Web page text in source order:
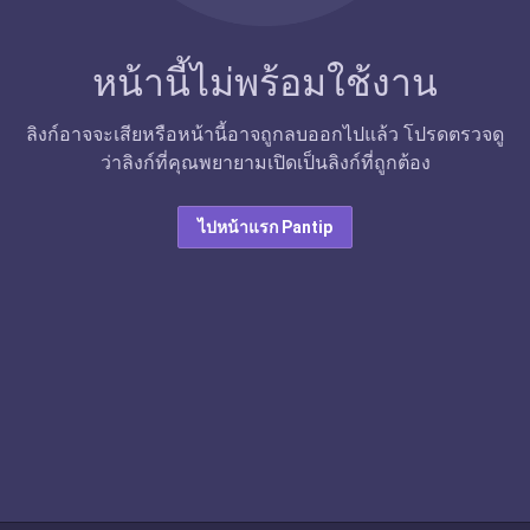
หน้านี้ไม่พร้อมใช้งาน
ลิงก์อาจจะเสียหรือหน้านี้อาจถูกลบออกไปแล้ว โปรดตรวจดู
ว่าลิงก์ที่คุณพยายามเปิดเป็นลิงก์ที่ถูกต้อง
ไปหน้าแรก Pantip